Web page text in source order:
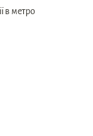
в метро